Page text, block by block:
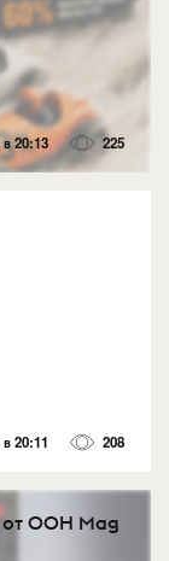
20:13 225
20:11 208
OOH Mag